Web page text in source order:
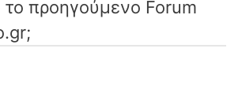
προηγούμενο Forum